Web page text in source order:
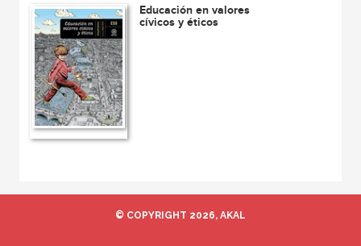
Educación en valores
cívicos y éticos
© COPYRIGHT 2026, AKAL